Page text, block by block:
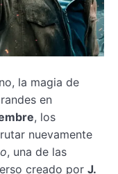
la magia de
en
, los
nuevamente
, una de las
creado por J.